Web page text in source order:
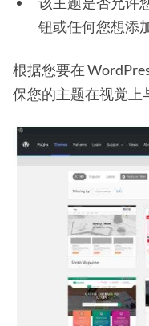
钮或任何您想添
根据您要在
保您的主题在视觉上